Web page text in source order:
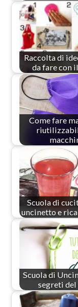
Raccolta di
da fare con
Come fare
Scuola di
uncinetto e
Scuola di
segreti